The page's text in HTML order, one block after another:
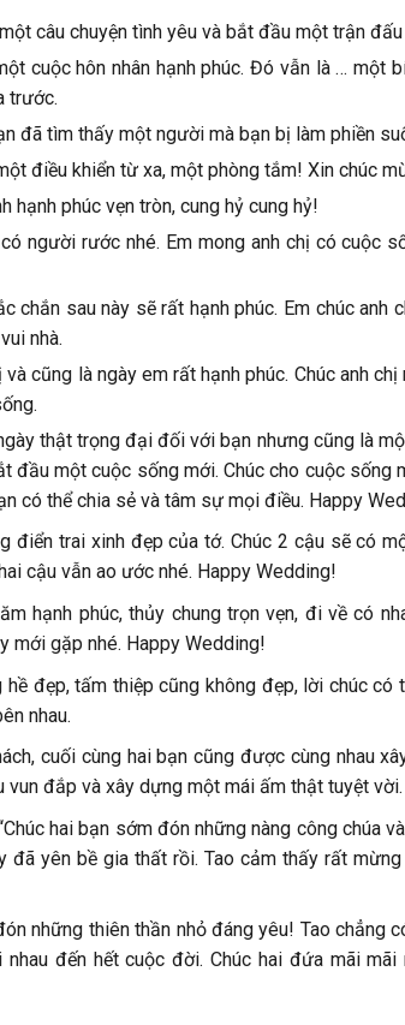
câu chuyện tình yêu và bắt đầu một trận
cuộc hôn nhân hạnh phúc. Đó vẫn là … một
trước.
đã tìm thấy một người mà bạn bị làm phiền
điều khiển từ xa, một phòng tắm! Xin chúc
hạnh phúc vẹn tròn, cung hỷ cung hỷ!
người rước nhé. Em mong anh chị có cuộc
chắn sau này sẽ rất hạnh phúc. Em chúc
nhà.
cũng là ngày em rất hạnh phúc. Chúc anh
thật trọng đại đối với bạn nhưng cũng là
một cuộc sống mới. Chúc cho cuộc sống
có thể chia sẻ và tâm sự mọi điều. Happy
điển trai xinh đẹp của tớ. Chúc 2 cậu sẽ có
cậu vẫn ao ước nhé. Happy Wedding!
hạnh phúc, thủy chung trọn vẹn, đi về có
mới gặp nhé. Happy Wedding!
đẹp, tấm thiệp cũng không đẹp, lời chúc có
nhau.
cuối cùng hai bạn cũng được cùng nhau
vun đắp và xây dựng một mái ấm thật tuyệt vời.
hai bạn sớm đón những nàng công chúa
đã yên bề gia thất rồi. Tao cảm thấy rất
những thiên thần nhỏ đáng yêu! Tao chẳng
đến hết cuộc đời. Chúc hai đứa mãi